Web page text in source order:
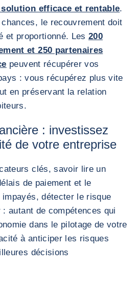
efficace et rentable.
le recouvrement doit
et proportionné. Les 200
et 250 partenaires
peuvent récupérer vos
: vous récupérez plus vite
en préservant la relation
: investissez
de votre entreprise
clés, savoir lire un
de paiement et le
détecter le risque
autant de compétences qui
dans le pilotage de votre
à anticiper les risques
décisions